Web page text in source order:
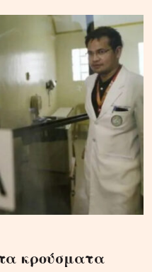
κρούσματα